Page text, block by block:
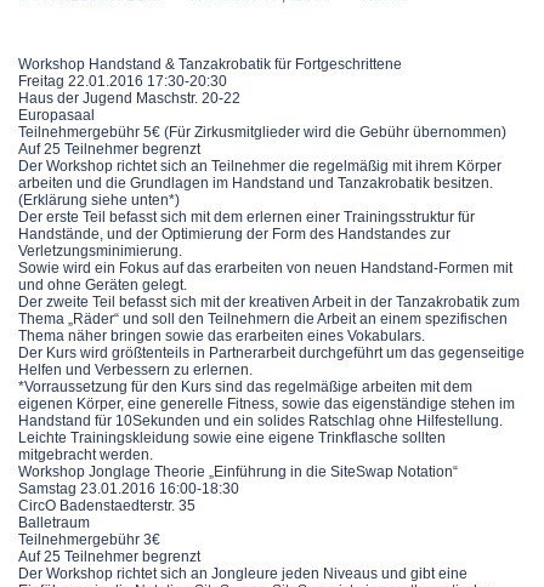
Workshop Handstand & Tanzakrobatik für Fortgeschrittene
Freitag 22.01.2016 17:30-20:30
Haus der Jugend Maschstr. 20-22
Europasaal
Teilnehmergebühr 5€ (Für Zirkusmitglieder wird die Gebühr übernommen)
Auf 25 Teilnehmer begrenzt
Der Workshop richtet sich an Teilnehmer die regelmäßig mit ihrem Körper
arbeiten und die Grundlagen im Handstand und Tanzakrobatik besitzen.
(Erklärung siehe unten*)
Der erste Teil befasst sich mit dem erlernen einer Trainingsstruktur für
Handstände, und der Optimierung der Form des Handstandes zur
Verletzungsminimierung.
Sowie wird ein Fokus auf das erarbeiten von neuen Handstand-Formen mit
und ohne Geräten gelegt.
Der zweite Teil befasst sich mit der kreativen Arbeit in der Tanzakrobatik zum
Thema „Räder“ und soll den Teilnehmern die Arbeit an einem spezifischen
Thema näher bringen sowie das erarbeiten eines Vokabulars.
Der Kurs wird größtenteils in Partnerarbeit durchgeführt um das gegenseitige
Helfen und Verbessern zu erlernen.
*Vorraussetzung für den Kurs sind das regelmäßige arbeiten mit dem
eigenen Körper, eine generelle Fitness, sowie das eigenständige stehen im
Handstand für 10Sekunden und ein solides Ratschlag ohne Hilfestellung.
Leichte Trainingskleidung sowie eine eigene Trinkflasche sollten
mitgebracht werden.
Workshop Jonglage Theorie „Einführung in die SiteSwap Notation“
Samstag 23.01.2016 16:00-18:30
CircO Badenstaedterstr. 35
Balletraum
Teilnehmergebühr 3€
Auf 25 Teilnehmer begrenzt
Der Workshop richtet sich an Jongleure jeden Niveaus und gibt eine